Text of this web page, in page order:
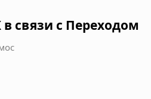
связи с Переходом